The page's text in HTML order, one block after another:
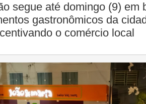
segue até domingo (9) em
gastronômicos da
o comércio local